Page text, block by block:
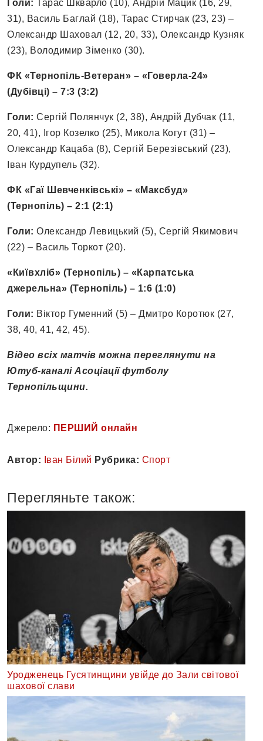
Голи: Тарас Шкварло (10), Андрій Мацик (16, 29,
31), Василь Баглай (18), Тарас Стирчак (23, 23) –
Олександр Шаховал (12, 20, 33), Олександр Кузняк
(23), Володимир Зіменко (30).
ФК «Тернопіль-Ветеран» – «Говерла-24»
(Дубівці) – 7:3 (3:2)
Голи: Сергій Полянчук (2, 38), Андрій Дубчак (11,
20, 41), Ігор Козелко (25), Микола Когут (31) –
Олександр Кацаба (8), Сергій Березівський (23),
Іван Курдупель (32).
ФК «Гаї Шевченківські» – «Максбуд»
(Тернопіль) – 2:1 (2:1)
Голи: Олександр Левицький (5), Сергій Якимович
(22) – Василь Торкот (20).
«Київхліб» (Тернопіль) – «Карпатська
джерельна» (Тернопіль) – 1:6 (1:0)
Голи: Віктор Гуменний (5) – Дмитро Коротюк (27,
38, 40, 41, 42, 45).
Відео всіх матчів можна переглянути на
Ютуб-каналі Асоціації футболу
Тернопільщини.
Джерело: ПЕРШИЙ онлайн
Автор: Іван Білий Рубрика: Спорт
Перегляньте також:
Уродженець Гусятинщини увійде до Зали світової
шахової слави